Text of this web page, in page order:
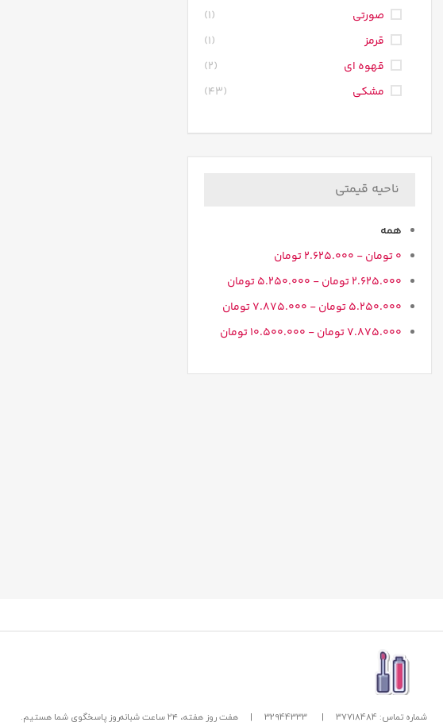
صورتی
(1)
قرمز
(1)
قهوه ای
(2)
مشکی
(43)
ناحیه قیمتی
همه
0تومان-
2.625.000تومان
2.625.000تومان-
5.250.000تومان
5.250.000تومان-
7.875.000تومان
7.875.000تومان-
10.500.000تومان
شماره تماس: 37718484 |
32944333
| هفت روز هفته، ۲۴ ساعت شبانه‌روز پاسخگوی شما هستیم.